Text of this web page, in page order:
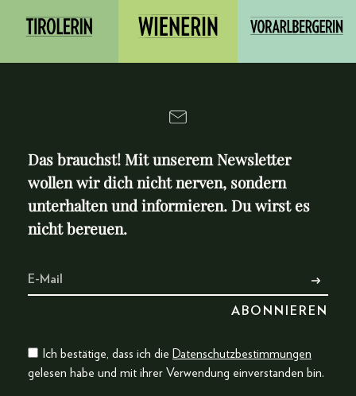
Das brauchst! Mit unserem Newsletter
wollen wir dich nicht nerven, sondern
unterhalten und informieren. Du wirst es
nicht bereuen.
Ich bestätige, dass ich die Datenschutzbestimmungen
gelesen habe und mit ihrer Verwendung einverstanden bin.